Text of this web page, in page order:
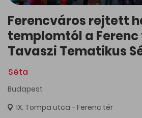
Ferencváros rejtett
templomtól a
Tavaszi Tematikus
Séta
Budapest
IX. Tompa utca - Ferenc tér